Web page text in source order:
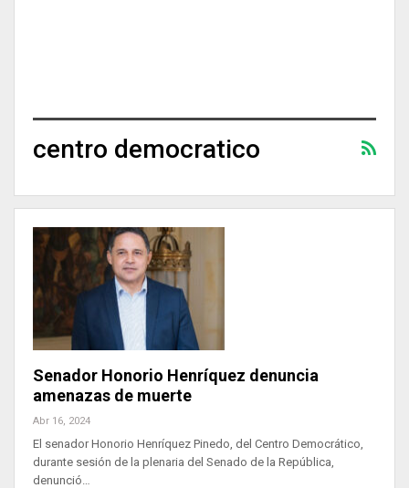
centro democratico
Senador Honorio Henríquez denuncia
amenazas de muerte
Abr 16, 2024
El senador Honorio Henríquez Pinedo, del Centro Democrático,
durante sesión de la plenaria del Senado de la República,
denunció…